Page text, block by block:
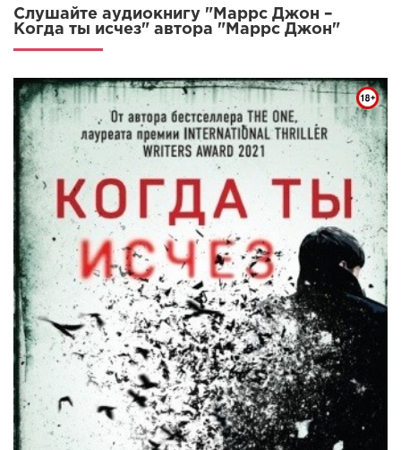
Слушайте аудиокнигу "Маррс Джон –
Когда ты исчез" автора "Маррс Джон"